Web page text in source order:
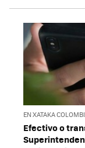
EN XATAKA
Efectivo o